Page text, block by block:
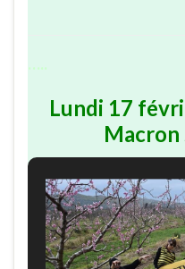
…..
Lundi 17
Macron